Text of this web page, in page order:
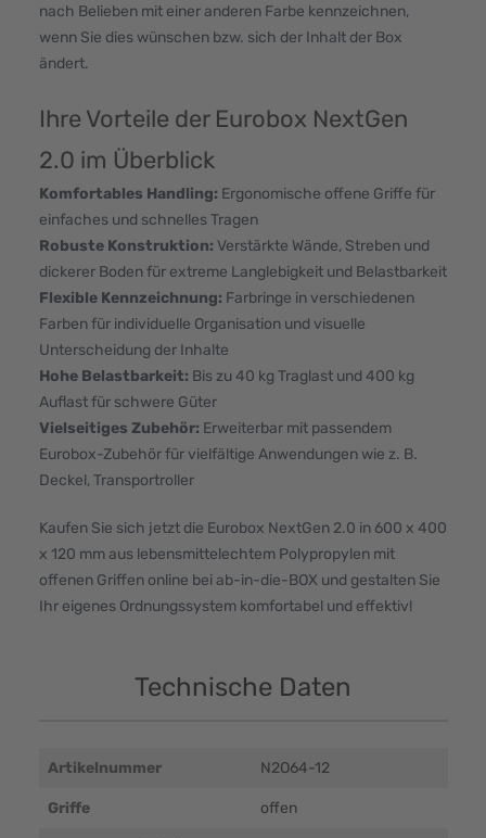
nach Belieben mit einer anderen Farbe kennzeichnen,
wenn Sie dies wünschen bzw. sich der Inhalt der Box
ändert.
Ihre Vorteile der Eurobox NextGen
2.0 im Überblick
Komfortables Handling: Ergonomische offene Griffe für
einfaches und schnelles Tragen
Robuste Konstruktion: Verstärkte Wände, Streben und
dickerer Boden für extreme Langlebigkeit und Belastbarkeit
Flexible Kennzeichnung: Farbringe in verschiedenen
Farben für individuelle Organisation und visuelle
Unterscheidung der Inhalte
Hohe Belastbarkeit: Bis zu 40 kg Traglast und 400 kg
Auflast für schwere Güter
Vielseitiges Zubehör: Erweiterbar mit passendem
Eurobox-Zubehör für vielfältige Anwendungen wie z. B.
Deckel, Transportroller
Kaufen Sie sich jetzt die Eurobox NextGen 2.0 in 600 x 400
x 120 mm aus lebensmittelechtem Polypropylen mit
offenen Griffen online bei ab-in-die-BOX und gestalten Sie
Ihr eigenes Ordnungssystem komfortabel und effektiv!
Technische Daten
Artikelnummer N2O64-12
Griffe offen